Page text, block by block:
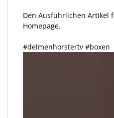
Den Ausführlichen Artikel
Homepage.
#delmenhorstertv #boxen